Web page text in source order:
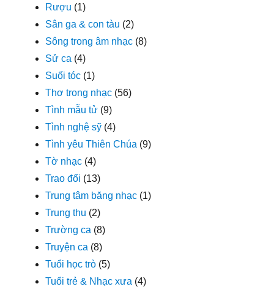
Rượu (1)
Sân ga & con tàu (2)
Sông trong âm nhạc (8)
Sử ca (4)
Suối tóc (1)
Thơ trong nhạc (56)
Tình mẫu tử (9)
Tình nghệ sỹ (4)
Tình yêu Thiên Chúa (9)
Tờ nhạc (4)
Trao đổi (13)
Trung tâm băng nhạc (1)
Trung thu (2)
Trường ca (8)
Truyện ca (8)
Tuổi học trò (5)
Tuổi trẻ & Nhạc xưa (4)